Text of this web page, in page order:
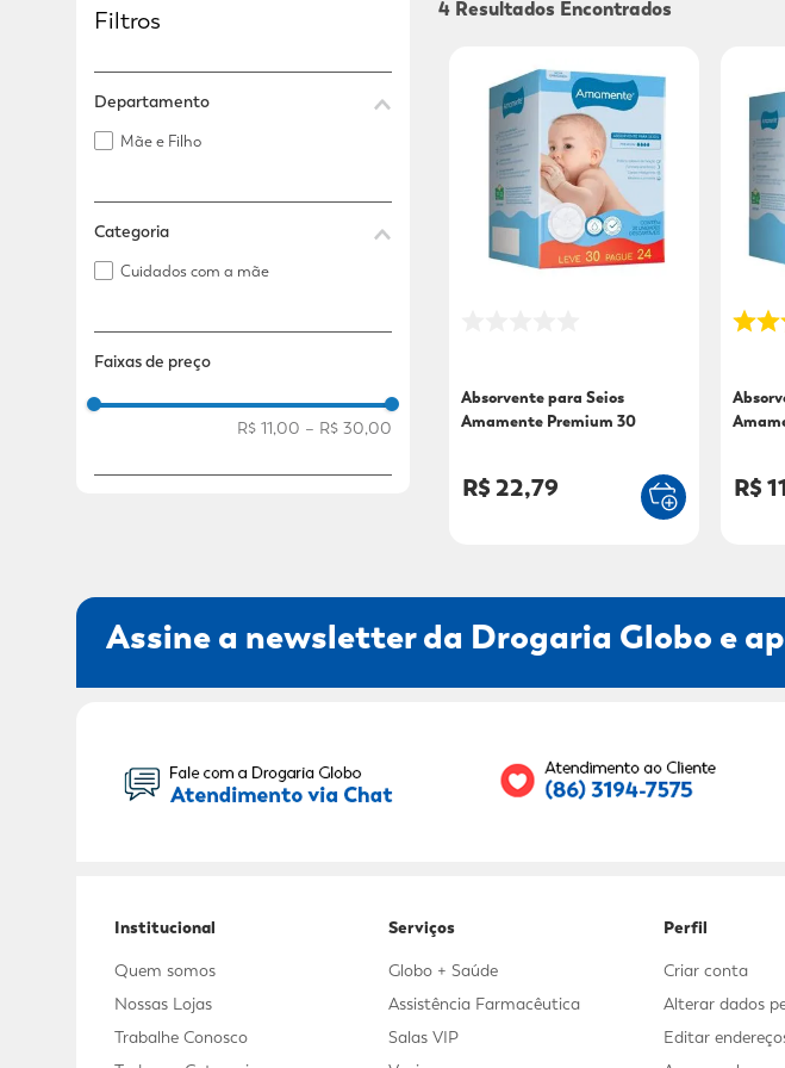
9º
sabonete líquido
Adicional
Filtros
Departamento
Mãe e Filho
Categoria
Cuidados com a mãe
Faixas de preço
R$ 11,00 – R$ 30,00
4
Absorvente para Seios
Amamente Premium 30
R$ 22,79 R$
Assine a newsletter da Drogaria Globo e
Institucional
Quem somos
Nossas Lojas
Trabalhe Conosco
Serviços
Globo + Saúde
Assistência Farmacêutica
Salas VIP
Perfil
Criar conta
Alterar dados
Editar